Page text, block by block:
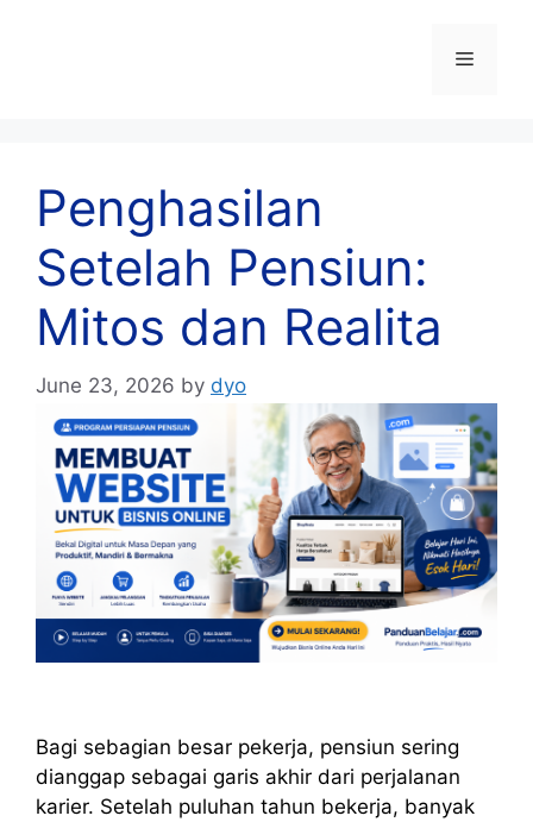
Menu
Penghasilan
Setelah Pensiun:
Mitos dan Realita
June 23, 2026 by dyo
Bagi sebagian besar pekerja, pensiun sering
dianggap sebagai garis akhir dari perjalanan
karier. Setelah puluhan tahun bekerja, banyak